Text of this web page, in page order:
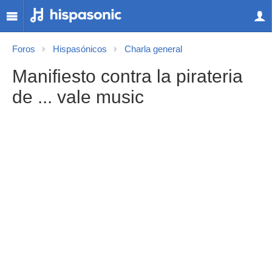
Foros Hispasónicos Charla general
Manifiesto contra la pirateria
de ... vale music